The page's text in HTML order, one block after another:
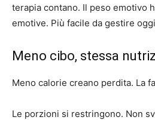
terapia contano. Il peso emotivo
emotive. Più facile da gestire
Meno cibo, stessa
Meno calorie creano perdita. La
Le porzioni si restringono. Non